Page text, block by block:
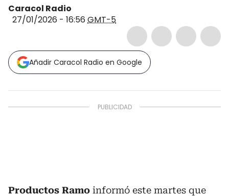
Caracol Radio
27/01/2026 - 16:56 GMT-5
Añadir Caracol Radio en Google
Productos Ramo informó este martes que